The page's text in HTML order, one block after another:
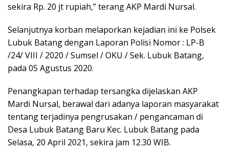
sekira Rp. 20 jt rupiah,” terang AKP Mardi Nursal.
Selanjutnya korban melaporkan kejadian ini ke Polsek
Lubuk Batang dengan Laporan Polisi Nomor : LP-B
/24/ VIII / 2020 / Sumsel / OKU / Sek. Lubuk Batang,
pada 05 Agustus 2020.
Penangkapan terhadap tersangka dijelaskan AKP
Mardi Nursal, berawal dari adanya laporan masyarakat
tentang terjadinya pengrusakan / pengancaman di
Desa Lubuk Batang Baru Kec. Lubuk Batang pada
Selasa, 20 April 2021, sekira jam 12.30 WIB.